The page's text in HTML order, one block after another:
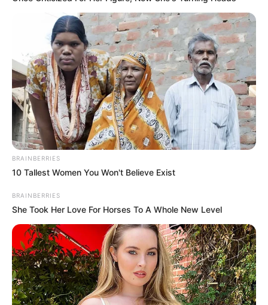
BRAINBERRIES
10 Tallest Women You Won't Believe Exist
BRAINBERRIES
She Took Her Love For Horses To A Whole New Level